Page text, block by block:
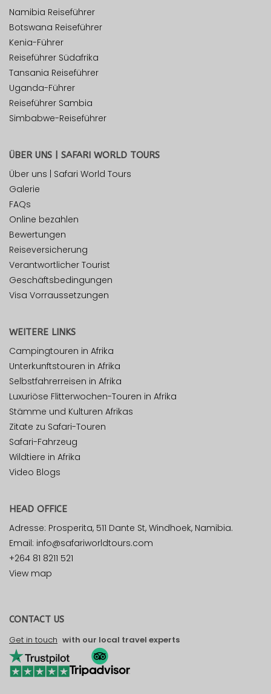
Namibia Reiseführer
Botswana Reiseführer
Kenia-Führer
Reiseführer Südafrika
Tansania Reiseführer
Uganda-Führer
Reiseführer Sambia
Simbabwe-Reiseführer
ÜBER UNS | SAFARI WORLD TOURS
Über uns | Safari World Tours
Galerie
FAQs
Online bezahlen
Bewertungen
Reiseversicherung
Verantwortlicher Tourist
Geschäftsbedingungen
Visa Vorraussetzungen
WEITERE LINKS
Campingtouren in Afrika
Unterkunftstouren in Afrika
Selbstfahrerreisen in Afrika
Luxuriöse Flitterwochen-Touren in Afrika
Stämme und Kulturen Afrikas
Zitate zu Safari-Touren
Safari-Fahrzeug
Wildtiere in Afrika
Video Blogs
HEAD OFFICE
Adresse: Prosperita, 511 Dante St, Windhoek, Namibia.
Email: info@safariworldtours.com
+264 81 8211 521
View map
CONTACT US
Get in touch with our local travel experts